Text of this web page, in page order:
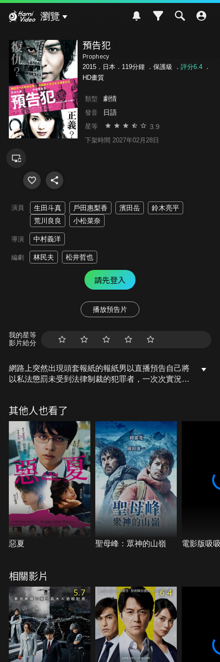
瀏覽
預告犯
Prophecy
2015．日本．119分鐘 ． 保護級 ． 評分6.4．
HD畫質
類型 劇情
發音 日語
星等 3.9
下架時間 2027年02月28日
演員 生田斗真 戶田惠梨香 濱田岳
鈴木亮平
荒川良良
小松菜奈
導演 中村義洋
編劇 林民夫 松井哲也
請先登入
播放預告片
我的星等
影片給分
網路上突然出現頭套報紙的報紙男以直播預告自己將
以私法懲罰未受到法律制裁的犯罪者，一次次實況轉
總能躲過、愚弄警察的報紙男，讓追查的女警苦無對
策，她是否能逮住報紙男，揭開他「正義」的真面目
呢?
其他人也看了
惡夏 聖母峰：眾神的山嶺 電影版吸
相關影片
5.7 6.4